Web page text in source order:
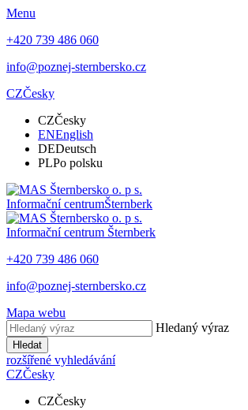
Menu
+420 739 486 060
info@poznej-sternbersko.cz
CZČesky
CZČesky
ENEnglish
DEDeutsch
PLPo polsku
Informační centrumŠternberk
Informační centrum Šternberk
+420 739 486 060
info@poznej-sternbersko.cz
Mapa webu
Hledaný výraz
Hledat
rozšířené vyhledávání
CZČesky
CZČesky